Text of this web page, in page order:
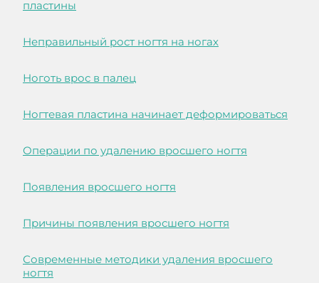
пластины
Неправильный рост ногтя на ногах
Ноготь врос в палец
Ногтевая пластина начинает деформироваться
Операции по удалению вросшего ногтя
Появления вросшего ногтя
Причины появления вросшего ногтя
Современные методики удаления вросшего
ногтя